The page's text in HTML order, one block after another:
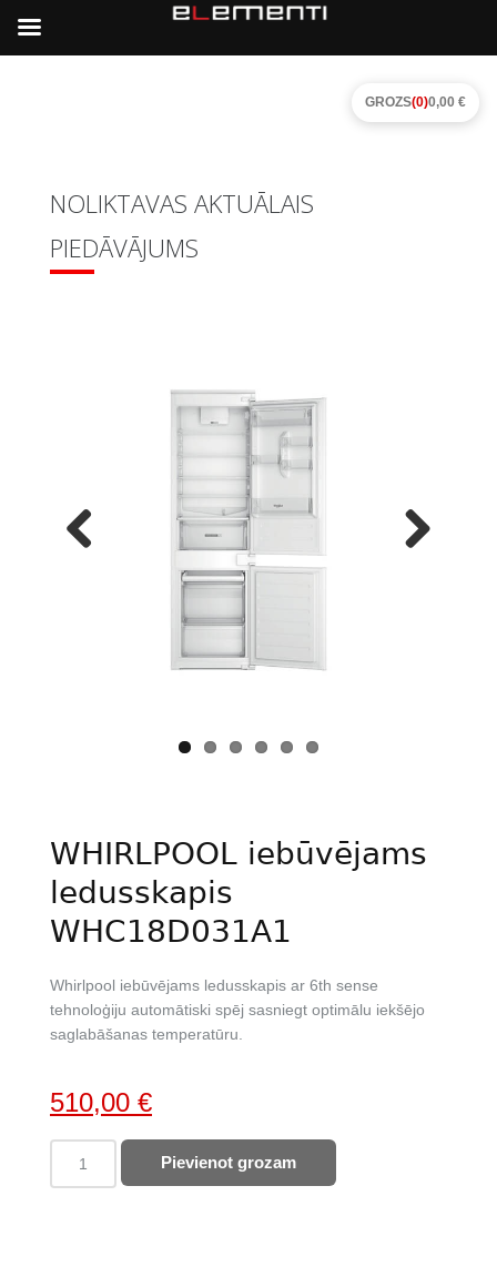
NOLIKTAVAS AKTUĀLAIS
PIEDĀVĀJUMS
WHIRLPOOL iebūvējams
ledusskapis
WHC18D031A1
Whirlpool iebūvējams ledusskapis ar 6th sense
tehnoloģiju automātiski spēj sasniegt optimālu iekšējo
saglabāšanas temperatūru.
Original
price
was:
510,00 €Current
price
is:
WHIRLPOOL
iebūvējams
Pievienot grozam
GROZS(0)0,00 €